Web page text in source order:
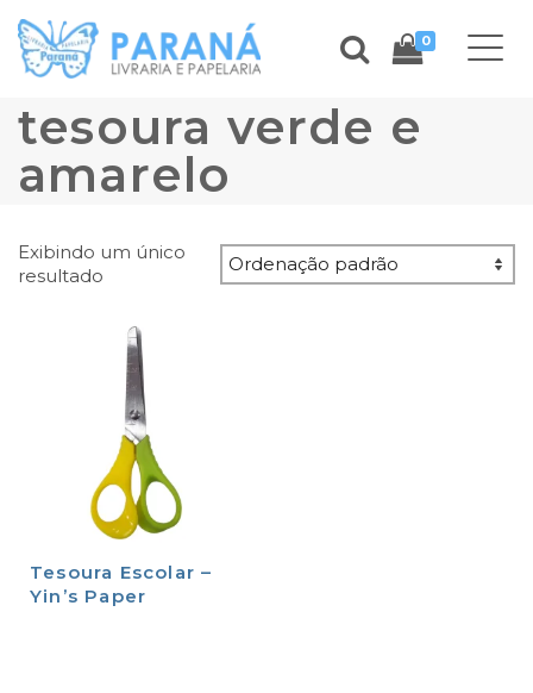
0
tesoura verde e
amarelo
Exibindo um único
resultado
Tesoura Escolar –
Yin’s Paper